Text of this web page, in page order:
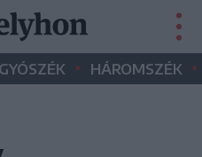
• HÁROMSZÉK •